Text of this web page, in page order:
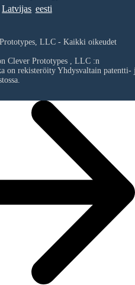
Latvijas eesti
LLC - Kaikki oikeudet
Clever Prototypes , LLC:n
on rekisteröity Yhdysvaltain patentti-